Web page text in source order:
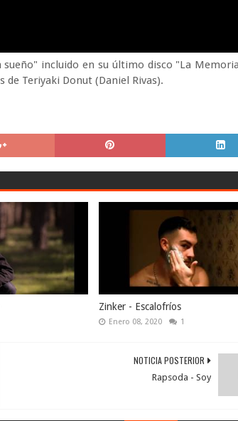
incluido en su último disco "La
de Teriyaki Donut (Daniel Rivas).
Zinker - Escalofríos
Enero 08, 2020 1
NOTICIA POSTERIOR
Rapsoda - Soy